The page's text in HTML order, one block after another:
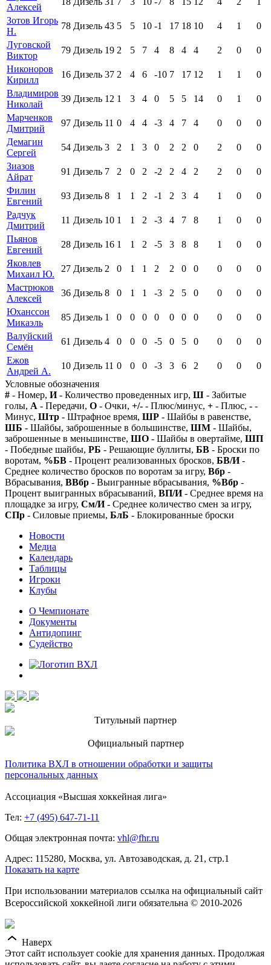
Алексей
Зотов Игорь
Н.
78 Дизель 43 5 5 10 -1 17 18 10 4 1
0
Луговской
Виктор
79 Дизель 19 2 5 7 4 8 4 4 2 0
0
Никоноров
Кирилл
16 Дизель 37 2 4 6 -10 7 17 12 1 1
0
Владимиров
Николай
39 Дизель 12 1 3 4 0 5 5 14 0 1
0
Марченков
Дмитрий
97 Дизель 11 0 4 4 -3 4 7 4 0 0
0
Демагин
Сергей
54 Дизель 3 2 1 3 0 2 2 0 2 0
0
Зиазов
Айрат
91 Дизель 7 2 0 2 -2 2 4 2 2 0
0
Филин
Евгений
93 Дизель 8 1 1 2 -1 2 3 4 1 0
0
Радчук
Дмитрий
11 Дизель 10 1 1 2 -3 4 7 8 1 0
0
Пьянов
Евгений
28 Дизель 16 1 1 2 -5 3 8 8 1 0
0
Яковлев
Михаил Ю.
27 Дизель 2 0 1 1 2 2 0 0 0 0
0
Мастрюков
Алексей
36 Дизель 8 0 1 1 -3 2 5 0 0 0
0
Юханссон
Микаэль
85 Дизель 1 0 0 0 0 0 0 0 0 0
0
Валуйский
Семён
61 Дизель 4 0 0 0 -5 0 5 0 0 0
0
Ежов
Андрей А.
10 Дизель 11 0 0 0 -3 3 6 2 0 0
0
Условные обозначения
# - Номер, И- Количество проведенных игр, Ш - Забитые
голы, А - Передачи, О - Очки, +/- - Плюс/минус, + - Плюс, - -
Минус, Штр - Штрафное время, ШР - Шайбы в равенстве,
ШБ - Шайбы, заброшенные в большинстве, ШМ - Шайбы,
заброшенные в меньшинстве, ШО - Шайбы в овертайме, ШП
- Победные шайбы, РБ - Решающие буллиты, БВ - Броски по
воротам, %БВ - Процент реализованных бросков, БВ/И-
Среднее количество бросков по воротам за игру, Вбр -
Вбрасывания, ВВбр - Выигранные вбрасывания, %Вбр -
Процент выигранных вбрасываний, ВП/И- Среднее время на
площадке за игру, См/И- Среднее количество смен за игру,
СПр - Силовые приемы, БлБ - Блокированные броски
Новости
Медиа
Календарь
Таблицы
Игроки
Клубы
О Чемпионате
Документы
Антидопинг
Судейство
Титульный партнер
Официальный партнер
Политика ВХЛ в отношении обработки и защиты
персональных данных
Ассоциация «Высшая хоккейная лига»
Тел: +7 (495) 647-71-11
Общая электронная почта: vhl@fhr.ru
Адрес: 115280, Москва, ул. Автозаводская, д. 21, стр.1
Показать на карте
При использовании материалов ссылка на официальный сайт
Всероссийской хоккейной лиги обязательна © 2010-2026
Наверх
Этот сайт использует cookie для хранения данных. Продолжая